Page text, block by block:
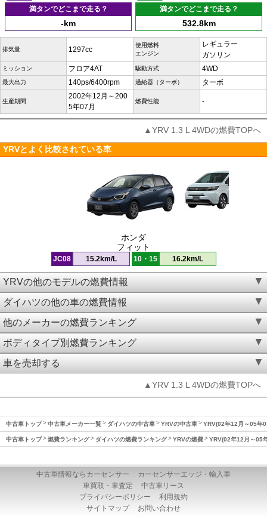
満タンでどこまで走る？
-km
満タンでどこまで走る？
532.8km
排気量 1297cc
使用燃料
エンジン
レギュラー
ガソリン
ミッション フロア4AT 駆動方式 4WD
最大出力 140ps/6400rpm 過給器（ターボ） ターボ
生産期間
2002年12月～200
5年07月
燃費性能 -
▲YRV 1.3 L 4WDの燃費TOPへ
YRVとよく比較されている車
ホンダ
フィット
JC08 15.2km/L 10・15 16.2km/L
YRVの他のモデルの燃費情報
ダイハツの他の車の燃費情報
他のメーカーの燃費ランキング
ボディタイプ別燃費ランキング
車を売却する
▲YRV 1.3 L 4WDの燃費TOPへ
中古車トップ 中古車メーカー一覧 ダイハツの中古車 YRVの中古車 YRV(02年12月～05年
中古車トップ 燃費ランキング ダイハツの燃費ランキング YRVの燃費 YRV(02年12月～05
中古車情報ならカーセンサー
カーセンサーエッジ・輸入車
車買取・車査定
中古車リース
プライバシーポリシー
利用規約
サイトマップ
お問い合わせ